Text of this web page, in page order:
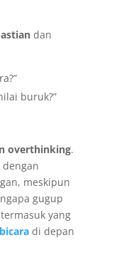
dan
buruk?”
overthinking.
meskipun
gugup
yang
di depan